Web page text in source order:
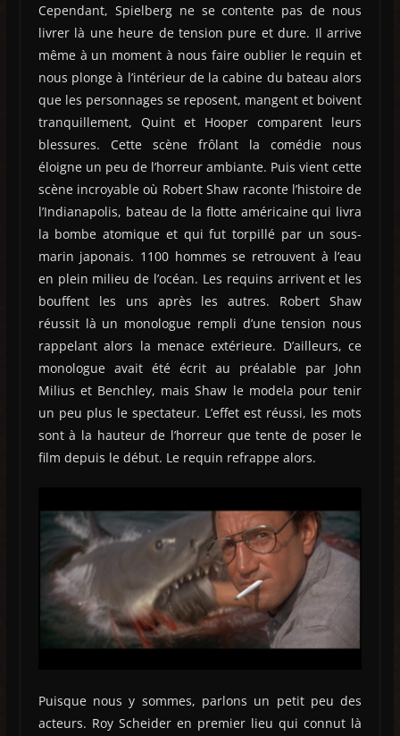
Cependant, Spielberg ne se contente pas de nous
livrer là une heure de tension pure et dure. Il arrive
même à un moment à nous faire oublier le requin et
nous plonge à l’intérieur de la cabine du bateau alors
que les personnages se reposent, mangent et boivent
tranquillement, Quint et Hooper comparent leurs
blessures. Cette scène frôlant la comédie nous
éloigne un peu de l’horreur ambiante. Puis vient cette
scène incroyable où Robert Shaw raconte l’histoire de
l’Indianapolis, bateau de la flotte américaine qui livra
la bombe atomique et qui fut torpillé par un sous-
marin japonais. 1100 hommes se retrouvent à l’eau
en plein milieu de l’océan. Les requins arrivent et les
bouffent les uns après les autres. Robert Shaw
réussit là un monologue rempli d’une tension nous
rappelant alors la menace extérieure. D’ailleurs, ce
monologue avait été écrit au préalable par John
Milius et Benchley, mais Shaw le modela pour tenir
un peu plus le spectateur. L’effet est réussi, les mots
sont à la hauteur de l’horreur que tente de poser le
film depuis le début. Le requin refrappe alors.
Puisque nous y sommes, parlons un petit peu des
acteurs. Roy Scheider en premier lieu qui connut là